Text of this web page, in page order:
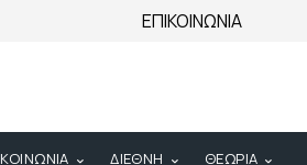
ΕΠΙΚΟΙΝΩΝΙΑ
ΚΟΙΝΩΝΙΑ ΔΙΕΘΝΗ ΘΕΩΡΙΑ